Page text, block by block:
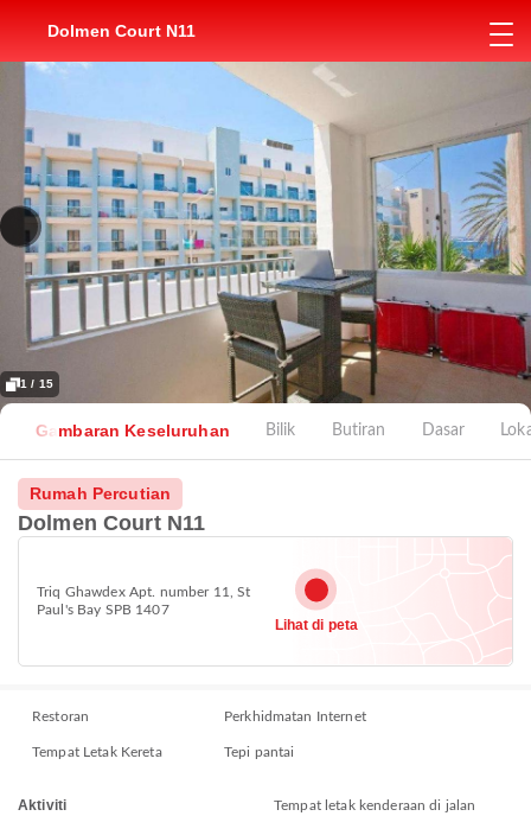
Dolmen Court N11
1 / 15
Gambaran Keseluruhan Bilik Butiran Dasar
Rumah Percutian
Dolmen Court N11
Triq Ghawdex Apt. number 11, St
Paul's Bay SPB 1407
Lihat di peta
Restoran Perkhidmatan Internet
Tempat Letak Kereta Tepi pantai
Aktiviti Tempat letak kenderaan di jalan